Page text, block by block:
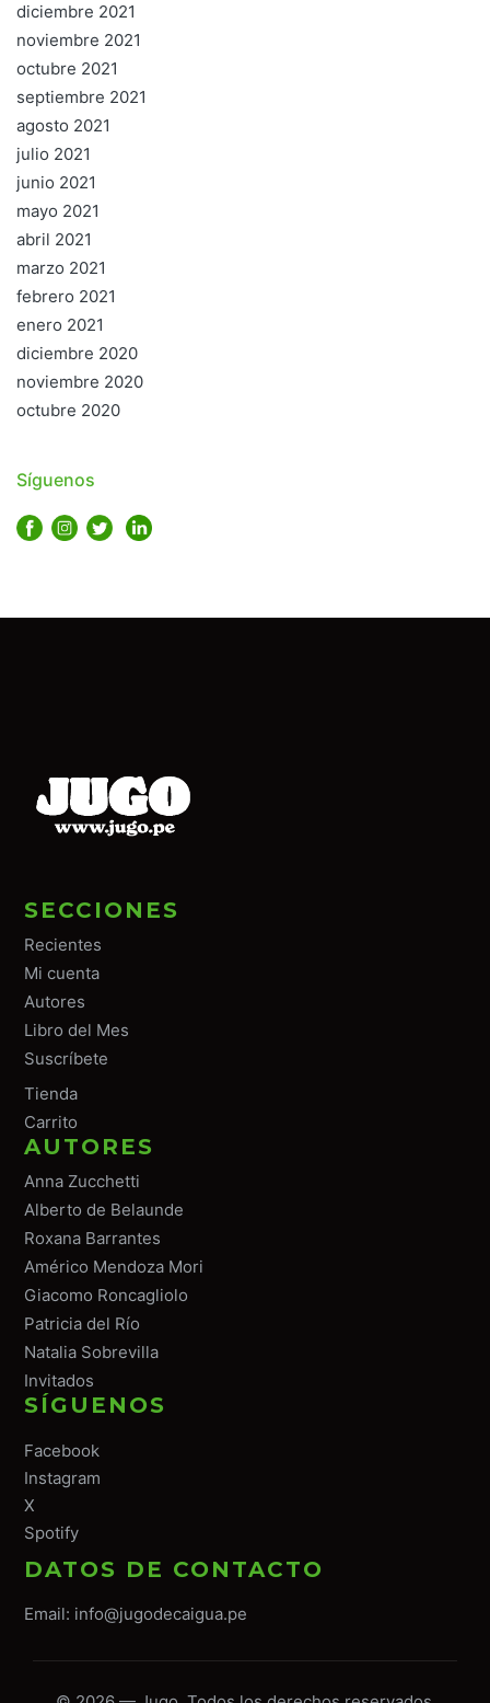
diciembre 2021
noviembre 2021
octubre 2021
septiembre 2021
agosto 2021
julio 2021
junio 2021
mayo 2021
abril 2021
marzo 2021
febrero 2021
enero 2021
diciembre 2020
noviembre 2020
octubre 2020
Síguenos
SECCIONES
Recientes
Mi cuenta
Autores
Libro del Mes
Suscríbete
Tienda
Carrito
AUTORES
Anna Zucchetti
Alberto de Belaunde
Roxana Barrantes
Américo Mendoza Mori
Giacomo Roncagliolo
Patricia del Río
Natalia Sobrevilla
Invitados
SÍGUENOS
Facebook
Instagram
X
Spotify
DATOS DE CONTACTO
Email: info@jugodecaigua.pe